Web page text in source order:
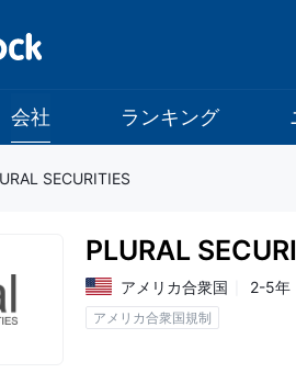
会社 ランキング
SECURITIES
PLURAL
アメリカ合衆国 2-5年
アメリカ合衆国規制